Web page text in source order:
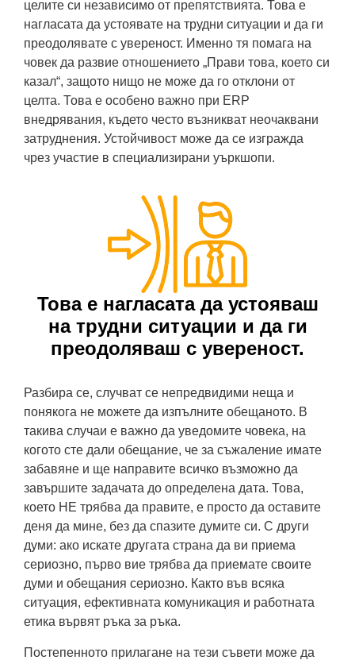
целите си независимо от препятствията. Това е
нагласата да устоявате на трудни ситуации и да ги
преодолявате с увереност. Именно тя помага на
човек да развие отношението „Прави това, което си
казал“, защото нищо не може да го отклони от
целта. Това е особено важно при ERP
внедрявания, където често възникват неочаквани
затруднения. Устойчивост може да се изгражда
чрез участие в специализирани уъркшопи.
Това е нагласата да устояваш
на трудни ситуации и да ги
преодоляваш с увереност.
Разбира се, случват се непредвидими неща и
понякога не можете да изпълните обещаното. В
такива случаи е важно да уведомите човека, на
когото сте дали обещание, че за съжаление имате
забавяне и ще направите всичко възможно да
завършите задачата до определена дата. Това,
което НЕ трябва да правите, е просто да оставите
деня да мине, без да спазите думите си. С други
думи: ако искате другата страна да ви приема
сериозно, първо вие трябва да приемате своите
думи и обещания сериозно. Както във всяка
ситуация, ефективната комуникация и работната
етика вървят ръка за ръка.
Постепенното прилагане на тези съвети може да